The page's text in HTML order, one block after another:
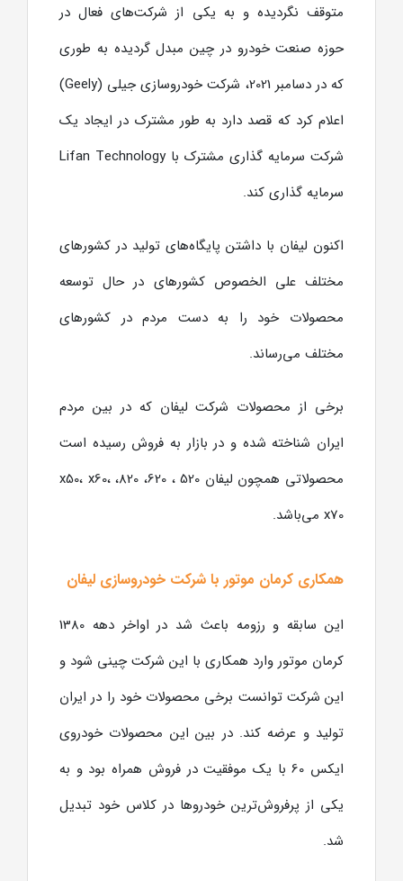
متوقف نگردیده و به یکی از شرکت‌های فعال در
حوزه صنعت خودرو در چین مبدل گردیده به طوری
که در دسامبر 2021، شرکت خودروسازی جیلی (Geely)
اعلام کرد که قصد دارد به طور مشترک در ایجاد یک
شرکت سرمایه گذاری مشترک با Lifan Technology
سرمایه گذاری کند.
اکنون لیفان با داشتن پایگاه‌های تولید در کشورهای
مختلف علی الخصوص کشورهای در حال توسعه
محصولات خود را به دست مردم در کشورهای
مختلف می‌رساند.
برخی از محصولات شرکت لیفان که در بین مردم
ایران شناخته شده و در بازار به فروش رسیده است
محصولاتی همچون لیفان 520 ، 620، 820، x50، x60،
x70 می‌باشد.
همکاری کرمان موتور با شرکت خودروسازی لیفان
این سابقه و رزومه باعث شد در اواخر دهه 1380
کرمان موتور وارد همکاری با این شرکت چینی شود و
این شرکت توانست برخی محصولات خود را در ایران
تولید و عرضه کند. در بین این محصولات خودروی
ایکس 60 با یک موفقیت در فروش همراه بود و به
یکی از پرفروش‌ترین خودروها در کلاس خود تبدیل
شد.